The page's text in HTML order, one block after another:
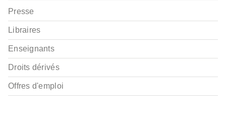
Presse
Libraires
Enseignants
Droits dérivés
Offres d'emploi